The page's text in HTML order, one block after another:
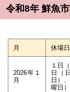
令和8年 鮮魚
月 休場日
2026年１
月
１日
日（
日）
曜日）